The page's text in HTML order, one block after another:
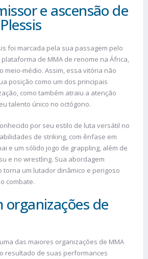
e ascensão de
foi marcada pela sua passagem pelo
plataforma de MMA de renome na África,
meio-médio. Assim, essa vitória não
posição como um dos principais
como também atraiu a atenção
talento único no octógono.
por seu estilo de luta versátil no
de striking, com ênfase em
e um sólido jogo de grappling, além de
e no wrestling. Sua abordagem
torna um lutador dinâmico e perigoso
combate.
organizações de
das maiores organizações de MMA
resultado de suas performances